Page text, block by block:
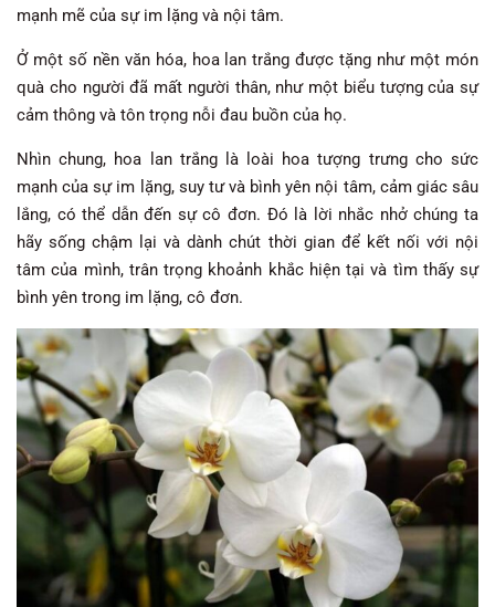
mạnh mẽ của sự im lặng và nội tâm.
Ở một số nền văn hóa, hoa lan trắng được tặng như một món
quà cho người đã mất người thân, như một biểu tượng của sự
cảm thông và tôn trọng nỗi đau buồn của họ.
Nhìn chung, hoa lan trắng là loài hoa tượng trưng cho sức
mạnh của sự im lặng, suy tư và bình yên nội tâm, cảm giác sâu
lắng, có thể dẫn đến sự cô đơn. Đó là lời nhắc nhở chúng ta
hãy sống chậm lại và dành chút thời gian để kết nối với nội
tâm của mình, trân trọng khoảnh khắc hiện tại và tìm thấy sự
bình yên trong im lặng, cô đơn.